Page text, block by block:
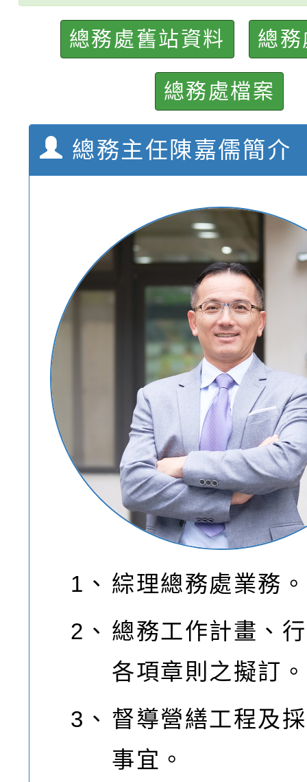
總務處舊站資料 總
總務處檔案
總務主任陳嘉儒簡介
1、 綜理總務處業務。
2、 總務工作計畫、
各項章則之擬訂。
3、 督導營繕工程及
事宜。